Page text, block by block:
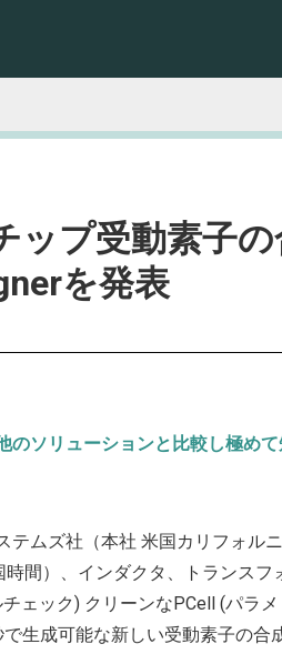
ップ受動素子
を発表
のソリューションと比較し極め
テムズ社（本社 米国カリフォル
間）、インダクタ、トランスフ
ェック) クリーンなPCell (パラ
生成可能な新しい受動素子の合